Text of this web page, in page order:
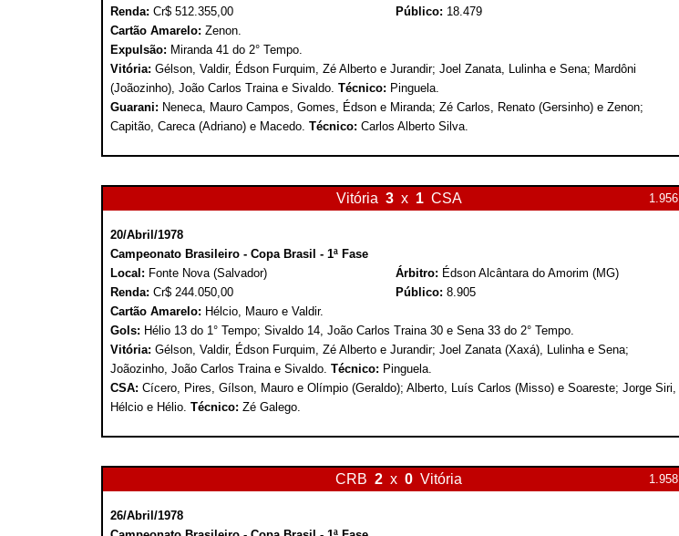
Renda: Cr$ 512.355,00 Público: 18.479
Cartão Amarelo: Zenon.
Expulsão: Miranda 41 do 2° Tempo.
Vitória: Gélson, Valdir, Édson Furquim, Zé Alberto e Jurandir; Joel Zanata, Lulinha e Sena; Mardôni
(Joãozinho), João Carlos Traina e Sivaldo. Técnico: Pinguela.
Guarani: Neneca, Mauro Campos, Gomes, Édson e Miranda; Zé Carlos, Renato (Gersinho) e Zenon;
Capitão, Careca (Adriano) e Macedo. Técnico: Carlos Alberto Silva.
Vitória 3 x 1 CSA 1.956
20/Abril/1978
Campeonato Brasileiro - Copa Brasil - 1ª Fase
Local: Fonte Nova (Salvador) Árbitro: Édson Alcântara do Amorim (MG)
Renda: Cr$ 244.050,00 Público: 8.905
Cartão Amarelo: Hélcio, Mauro e Valdir.
Gols: Hélio 13 do 1° Tempo; Sivaldo 14, João Carlos Traina 30 e Sena 33 do 2° Tempo.
Vitória: Gélson, Valdir, Édson Furquim, Zé Alberto e Jurandir; Joel Zanata (Xaxá), Lulinha e Sena;
Joãozinho, João Carlos Traina e Sivaldo. Técnico: Pinguela.
CSA: Cícero, Pires, Gílson, Mauro e Olímpio (Geraldo); Alberto, Luís Carlos (Misso) e Soareste; Jorge Siri,
Hélcio e Hélio. Técnico: Zé Galego.
CRB 2 x 0 Vitória 1.958
26/Abril/1978